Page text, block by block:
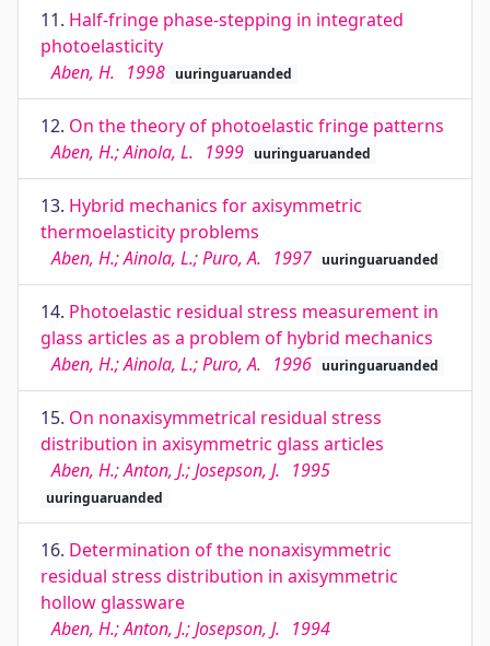
11. Half-fringe phase-stepping in integrated
photoelasticity
Aben, H. 1998 uuringuaruanded
12. On the theory of photoelastic fringe patterns
Aben, H.; Ainola, L. 1999 uuringuaruanded
13. Hybrid mechanics for axisymmetric
thermoelasticity problems
Aben, H.; Ainola, L.; Puro, A. 1997 uuringuaruanded
14. Photoelastic residual stress measurement in
glass articles as a problem of hybrid mechanics
Aben, H.; Ainola, L.; Puro, A. 1996 uuringuaruanded
15. On nonaxisymmetrical residual stress
distribution in axisymmetric glass articles
Aben, H.; Anton, J.; Josepson, J. 1995
uuringuaruanded
16. Determination of the nonaxisymmetric
residual stress distribution in axisymmetric
hollow glassware
Aben, H.; Anton, J.; Josepson, J. 1994